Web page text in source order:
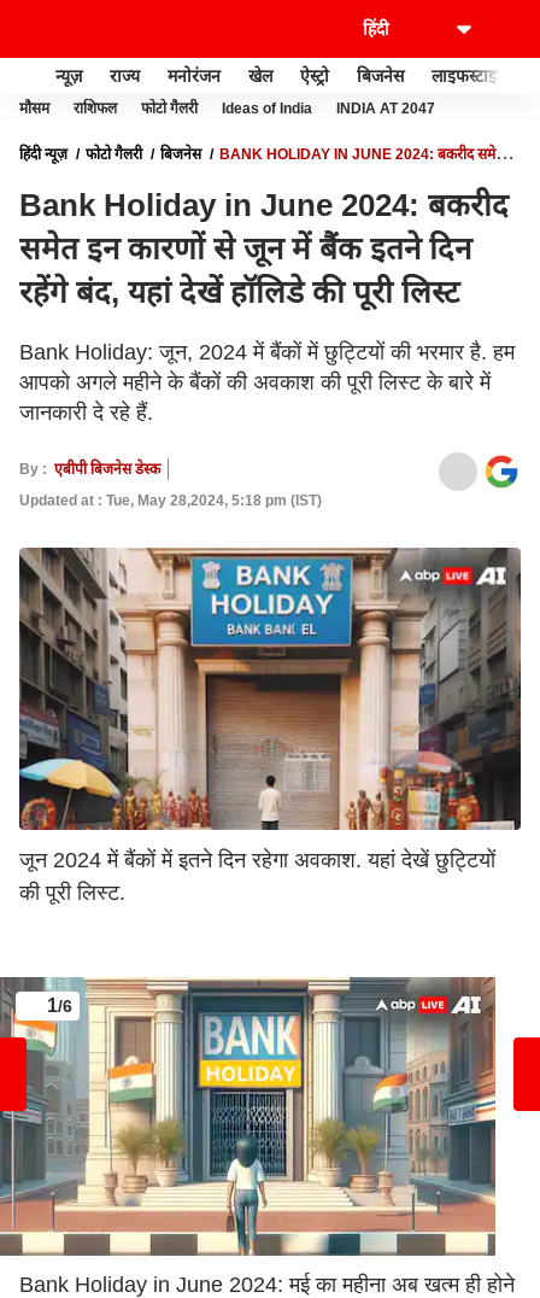
न्यूज़ राज्य मनोरंजन खेल ऐस्ट्रो बिजनेस लाइफस्टाइल
मौसम राशिफल फोटो गैलरी Ideas of India INDIA AT 2047
हिंदी न्यूज़ फोटो गैलरी बिजनेस
BANK HOLIDAY IN JUNE 2024: बकरीद समेत
Bank Holiday in June 2024: बकरीद
समेत इन कारणों से जून में बैंक इतने दिन
रहेंगे बंद, यहां देखें हॉलिडे की पूरी लिस्ट
Bank Holiday: जून, 2024 में बैंकों में छुट्टियों की भरमार है. हम
आपको अगले महीने के बैंकों की अवकाश की पूरी लिस्ट के बारे में
जानकारी दे रहे हैं.
By : एबीपी बिजनेस डेस्क
Updated at : Tue, May 28,2024, 5:18 pm (IST)
जून 2024 में बैंकों में इतने दिन रहेगा अवकाश. यहां देखें छुट्टियों
की पूरी लिस्ट.
1/6
Bank Holiday in June 2024: मई का महीना अब खत्म ही होने